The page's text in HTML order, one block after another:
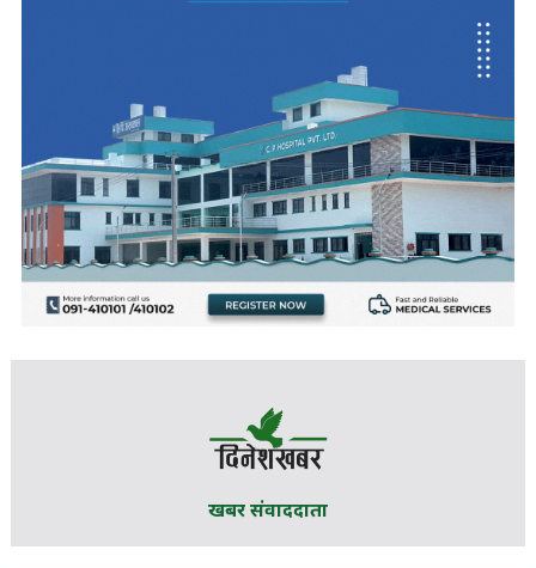
खबर संवाददाता